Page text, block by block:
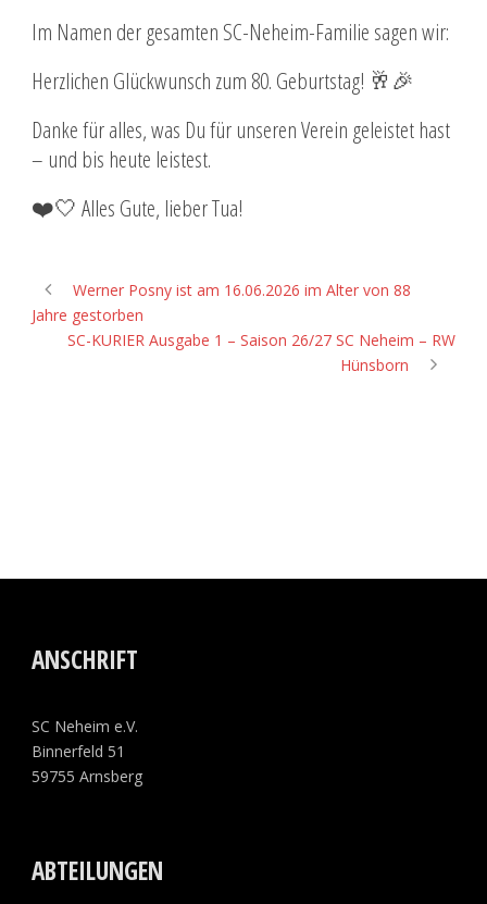
Im Namen der gesamten SC-Neheim-Familie sagen wir:
Herzlichen Glückwunsch zum 80. Geburtstag! 🥂🎉
Danke für alles, was Du für unseren Verein geleistet hast
– und bis heute leistest.
❤️🤍 Alles Gute, lieber Tua!
Werner Posny ist am 16.06.2026 im Alter von 88
Jahre gestorben
SC-KURIER Ausgabe 1 – Saison 26/27 SC Neheim – RW
Hünsborn
ANSCHRIFT
SC Neheim e.V.
Binnerfeld 51
59755 Arnsberg
ABTEILUNGEN